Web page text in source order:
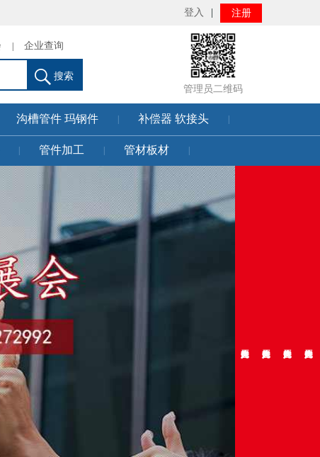
登入 注册
企业查询
搜索
管理员二维码
沟槽管件 玛钢件 补偿器 软接头
管件加工 管材板材